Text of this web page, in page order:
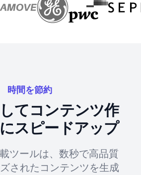
時間を節約
てコンテンツ作
スピードアップ
ツールは、数秒で高品質
されたコンテンツを生成